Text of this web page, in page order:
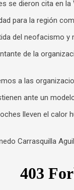
se dieron cita en
para la región
del neofacismo y
de la
a las
ante un
lleven el calor
Carrasquilla